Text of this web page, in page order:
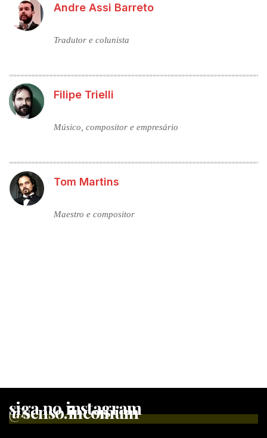
Andre Assi Barreto
Tradutor e colunista
Filipe Trielli
Músico, compositor e empresário
Tom Martins
Maestro e compositor
siga no instagram
@senso.incomum